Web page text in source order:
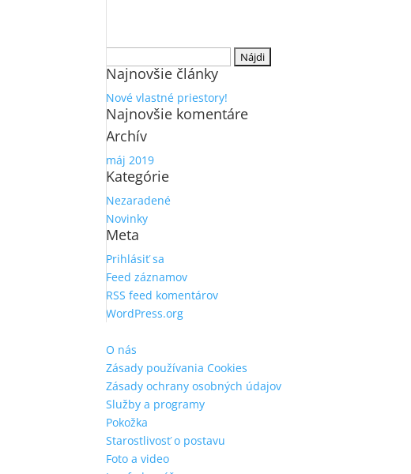
Najnovšie články
Nové vlastné priestory!
Najnovšie komentáre
Archív
máj 2019
Kategórie
Nezaradené
Novinky
Meta
Prihlásiť sa
Feed záznamov
RSS feed komentárov
WordPress.org
O nás
Zásady používania Cookies
Zásady ochrany osobných údajov
Služby a programy
Pokožka
Starostlivosť o postavu
Foto a video